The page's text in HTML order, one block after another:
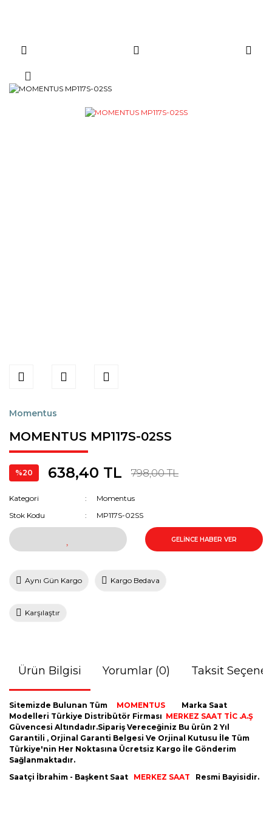
Momentus
MOMENTUS MP117S-02SS
%20 638,40 TL 798,00 TL
Kategori
Momentus
Stok Kodu
MP117S-02SS
GELİNCE HABER VER
Aynı Gün Kargo Kargo Bedava
Karşılaştır
Ürün Bilgisi Yorumlar (0) Taksit
Sitemizde Bulunan Tüm MOMENTUS
Marka Saat
Modelleri Türkiye Distribütör Firması MERKEZ SAAT TİC .A.Ş
Güvencesi Altındadır.Sipariş Vereceğiniz Bu ürün 2 Yıl
Garantili , Orjinal Garanti Belgesi Ve Orjinal Kutusu İle Tüm
Türkiye'nin Her Noktasına Ücretsiz Kargo İle Gönderim
Sağlanmaktadır.
Saatçi İbrahim - Başkent Saat MERKEZ SAAT Resmi Bayisidir.